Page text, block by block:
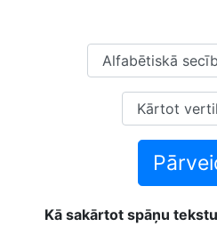
Kā sakārtot spāņu